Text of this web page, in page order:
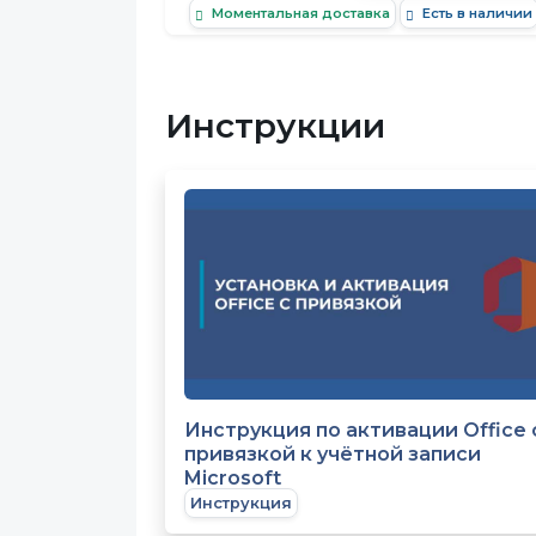
Моментальная доставка Есть в наличии
Инструкции
Инструкция по активации Office
привязкой к учётной записи
Microsoft
Инструкция